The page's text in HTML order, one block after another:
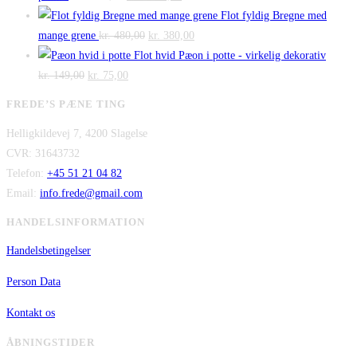
var:
er:
oprindelige
pris
var:
kr. 2.995,00.
aktuelle
pris
er:
Flot fyldig Bregne med
mange grene kr.480,00 Den
oprindelige
kr. 380,00
aktuelle
Flot hvid Pæon i potte - virkelig dekorativ
kr.149,00 Den
var:
kr. 75,00
er:
FREDE’S PÆNE TING
Helligkildevej 7, 4200 Slagelse
CVR: 31643732
Telefon: +45 51 21 04 82
Email: info.frede@gmail.com
HANDELSINFORMATION
Handelsbetingelser
Person Data
Kontakt os
ÅBNINGSTIDER